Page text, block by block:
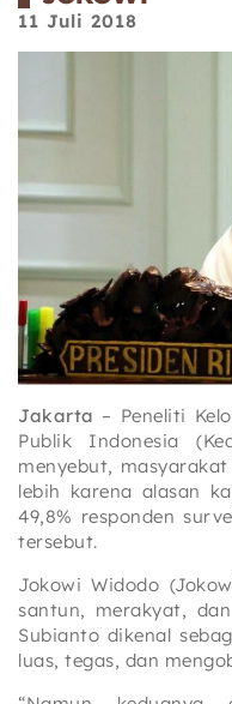
11 Juli 2018
Jakarta – Peneliti
Publik Indonesia
menyebut,
lebih karena alasan
49,8% responden
tersebut.
Jokowi Widodo
santun, merakyat,
Subianto dikenal
luas, tegas, dan